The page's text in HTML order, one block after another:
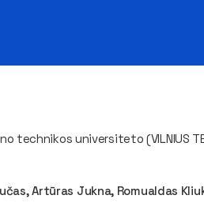
technikos universiteto (VILNIUS
Artūras Jukna, Romualdas